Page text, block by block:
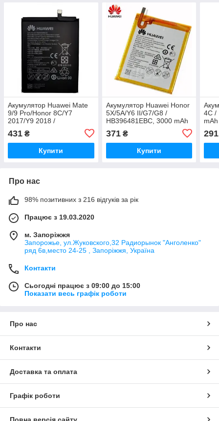
Акумулятор Huawei Mate
9/9 Pro/Honor 8C/Y7
2017/Y9 2018 /
HB396689ECW, 3900 mAh
АААА Original PRC
431 ₴
Купити
Акумулятор Huawei Honor
5X/5A/Y6 II/G7/G8 /
HB396481EBC, 3000 mAh
371₴
Купити
4C /
291
Про нас
98% позитивних з 216 відгуків за рік
Працює з 19.03.2020
м. Запоріжжя
Запорожье, ул.Жуковского,32 Радиорынок "Анголенко"
ряд 6в,место 24-25 , Запоріжжя, Україна
Контакти
Сьогодні працює з 09:00 до 15:00
Показати весь графік роботи
Про нас
Контакти
Доставка та оплата
Графік роботи